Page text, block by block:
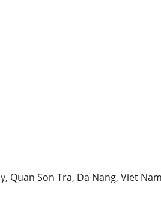
Quan Son Tra, Da Nang, Viet Nam